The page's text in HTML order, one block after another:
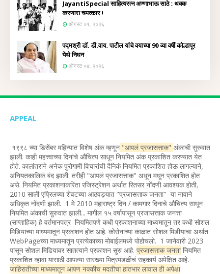
JayantiSpecial साहित्यरत्न अण्णाभाऊ साठे : थक्क
करणारा चमत्कार !
ऑगस्ट ०१, २०२६
पद्मश्री डॉ. डी.वाय. पाटील यांचे वयाच्या 90 व्या वर्षी कोल्हापूर
येथे निधन
ऑगस्ट ०४, २०२६
APPEAL
१९९८ च्या डिसेंबर महिन्यात विशेष अंक म्हणून "आपलं प्रजासत्ताक" अंकाची सुरुवात
झाली. काही महत्त्वाच्या दिनांचे औचित्य साधून नियमित अंक प्रकाशित करण्यात येत
होते. कालांतराने अनेक पुरोगामी विचारांची दैनिकं नियमित प्रकाशित होऊ लागल्याने,
अनियतकालिकं बंद झाली. तरीही "आपलं प्रजासत्ताक" अधून मधून प्रकाशित होत
असे. नियमित प्रकाशनाकरिता रजिस्ट्रेशन अर्थात रितसर नोंदणी आवश्यक होती,
2010 साली एप्रिलच्या शेवटच्या आठवड्यात "प्रजासत्ताक जनता" या नावाने
अधिकृत नोंदणी झाली. 1 मे 2010 महाराष्ट्र दिन / कामगार दिनाचे औचित्य साधून
नियमित अंकाची सुरुवात झाली... मागील १५ वर्षापासून प्रजासत्ताक जनत्ता
(साप्ताहिक) हे वर्तमानपत्र नियमितपणे कधी प्रकाशनाच्या माध्यमातून तर कधी सोशल
मिडियाच्या माध्यमातून प्रकाशन होत आहे. कोरोनाच्या काळात सोशल मिडीयाचा अर्थात
WebPageच्या माध्यमातून प्रत्येकाच्या मोबाईलमध्ये पोहोचलो. 1 जानेवारी 2023
पासून सोशल मिडियावर सातत्याने प्रकाशन सुरु आहे. प्रजासत्ताक जनतानियमित
प्रकाशित व्हावा यासाठी आपल्या सारख्या मित्रमंडळीचं सहकार्य अपेक्षित आहे.
जाहिरातीच्या माध्यमातून आपण नक्कीच मदतीचा हातभार लावाल ही अपेक्षा